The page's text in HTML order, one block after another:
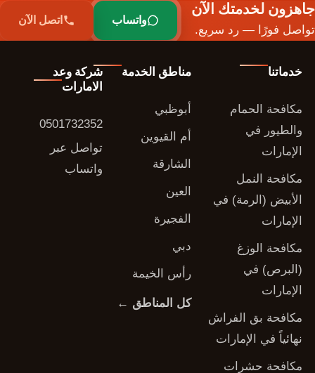
جاهزون لخدمتك الآن
تواصل فورًا — رد سريع.
واتساب اتصل الآن
خدماتنا
مكافحة الحمام
والطيور في
الإمارات
مكافحة النمل
الأبيض (الرمة) في
الإمارات
مكافحة الوزغ
(البرص) في
الإمارات
مكافحة بق الفراش
نهائياً في الإمارات
مكافحة حشرات
مناطق الخدمة
أبوظبي
أم القيوين
الشارقة
العين
الفجيرة
دبي
رأس الخيمة
كل المناطق ←
شركة وعد
الامارات
0501732352
تواصل عبر
واتساب